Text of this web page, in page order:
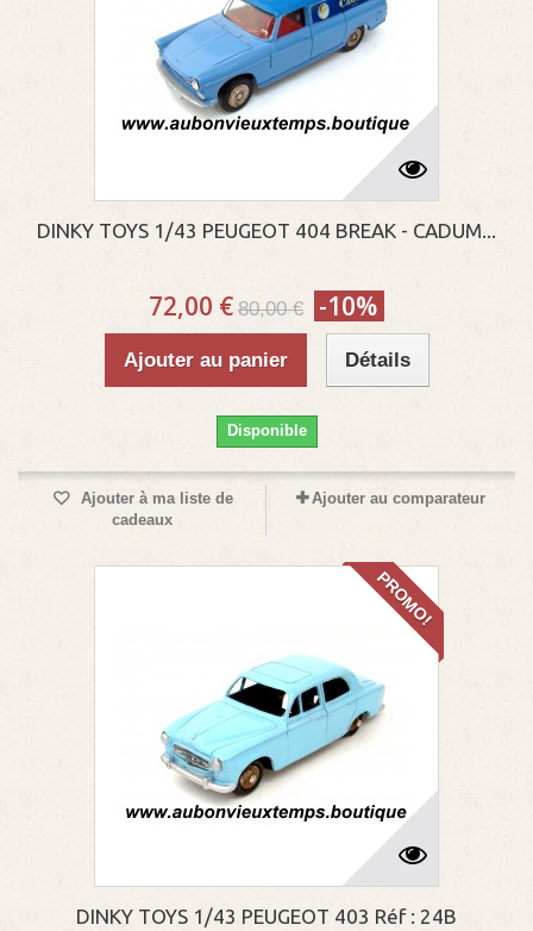
DINKY TOYS 1/43 PEUGEOT 404 BREAK - CADUM...
72,00 € 80,00 € -10%
Ajouter au panier Détails
Disponible
Ajouter à ma liste de
cadeaux
Ajouter au comparateur
PROMO!
DINKY TOYS 1/43 PEUGEOT 403 Réf : 24B